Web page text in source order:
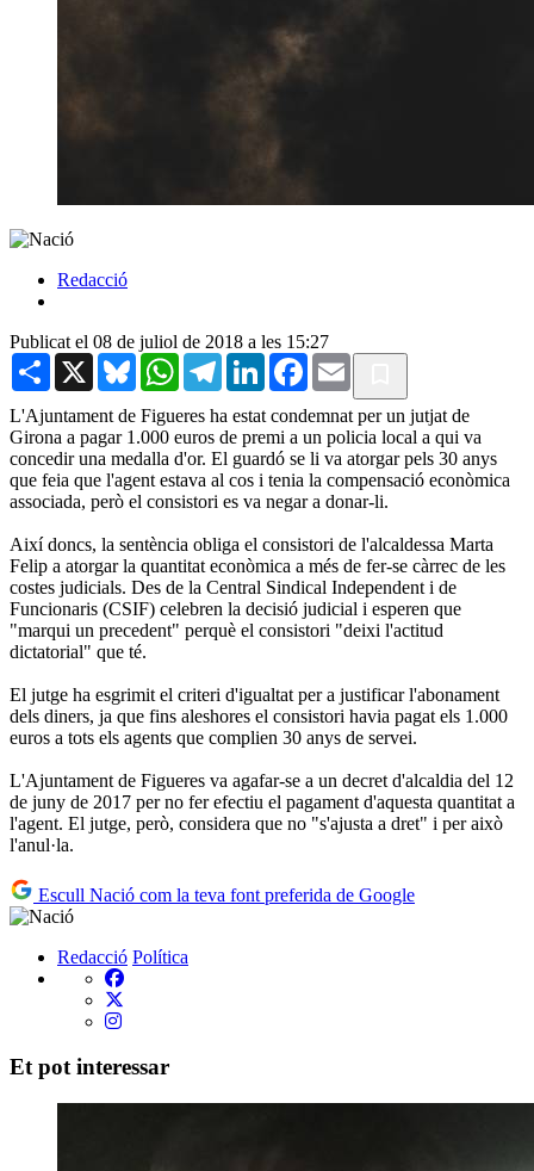
Redacció
Publicat el 08 de juliol de 2018 a les 15:27
Share X BlueskyWhatsAppTelegramLinkedInFacebook
Email
L'Ajuntament de Figueres ha estat condemnat per un jutjat de
Girona a pagar 1.000 euros de premi a un policia local a qui va
concedir una medalla d'or. El guardó se li va atorgar pels 30 anys
que feia que l'agent estava al cos i tenia la compensació econòmica
associada, però el consistori es va negar a donar-li.
Així doncs, la sentència obliga el consistori de l'alcaldessa Marta
Felip a atorgar la quantitat econòmica a més de fer-se càrrec de les
costes judicials. Des de la Central Sindical Independent i de
Funcionaris (CSIF) celebren la decisió judicial i esperen que
"marqui un precedent" perquè el consistori "deixi l'actitud
dictatorial" que té.
El jutge ha esgrimit el criteri d'igualtat per a justificar l'abonament
dels diners, ja que fins aleshores el consistori havia pagat els 1.000
euros a tots els agents que complien 30 anys de servei.
L'Ajuntament de Figueres va agafar-se a un decret d'alcaldia del 12
de juny de 2017 per no fer efectiu el pagament d'aquesta quantitat a
l'agent. El jutge, però, considera que no "s'ajusta a dret" i per això
l'anul·la.
Escull Nació com la teva font preferida de Google
Redacció Política
Et pot interessar